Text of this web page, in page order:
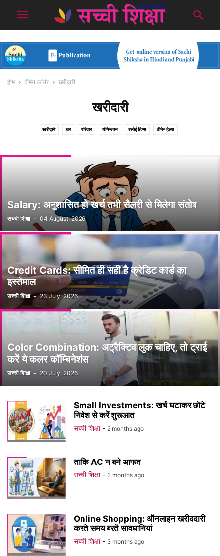
होम वीमेन कॉर्नर खरीदारी
खरीदारी
खरीदारी घर परिवार यंगिस्तान रसोई टिप्स वीमेन हेल्थ
Salary: अनुशासित हो खर्च तभी सैलरी से मिलेगा संतोष
सच्ची शिक्षा - 04 August, 2026
Credit Cards: सीमित ही सही है क्रेडिट कार्ड का
इस्तेमाल
सच्ची शिक्षा - 23 July, 2026
Color Combination: अट्रैक्टिव लुक चाहिए, तो ट्राई
करें ये कलर कॉम्बिनेशंस
सच्ची शिक्षा - 20 July, 2026
Small Investments: खर्च घटाकर छोटे
निवेश से करें शुरूआत
सच्ची शिक्षा - 2 months ago
ताकि AC न बने आफत
सच्ची शिक्षा - 3 months ago
Online Shopping: ऑनलाइन खरीददारी
करते समय बरतें सावधानियां
सच्ची शिक्षा - 3 months ago